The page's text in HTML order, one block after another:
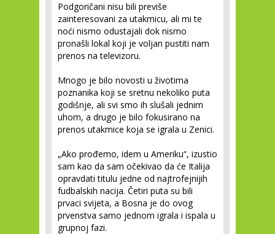
Podgoričani nisu bili previše
zainteresovani za utakmicu, ali mi te
noći nismo odustajali dok nismo
pronašli lokal koji je voljan pustiti nam
prenos na televizoru.
Mnogo je bilo novosti u životima
poznanika koji se sretnu nekoliko puta
godišnje, ali svi smo ih slušali jednim
uhom, a drugo je bilo fokusirano na
prenos utakmice koja se igrala u Zenici.
„Ako prođemo, idem u Ameriku“, izustio
sam kao da sam očekivao da će Italija
opravdati titulu jedne od najtrofejnijih
fudbalskih nacija. Četiri puta su bili
prvaci svijeta, a Bosna je do ovog
prvenstva samo jednom igrala i ispala u
grupnoj fazi.